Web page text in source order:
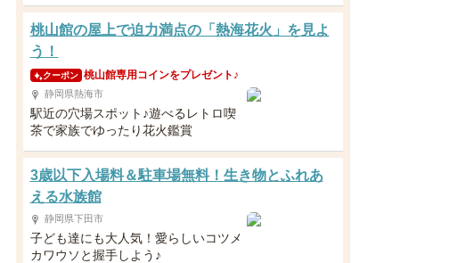
桃山館の屋上で迫力満点の「熱海花火」を見よ
う！
クーポン 桃山館専用コインをプレゼント♪
静岡県熱海市
駅近の穴場スポット♪遊べるレトロ喫
茶で家族でゆったり花火鑑賞
3歳以下入場料＆駐車場無料！生き物とふれあ
える水族館
静岡県下田市
子ども達にも大人気！愛らしいコツメ
カワウソと握手しよう♪